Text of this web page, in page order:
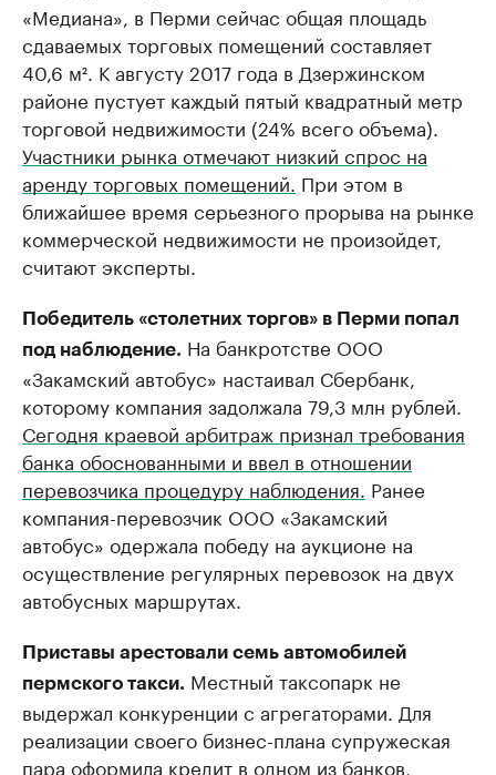
«Медиана», в Перми сейчас общая площадь
сдаваемых торговых помещений составляет
40,6 м². К августу 2017 года в Дзержинском
районе пустует каждый пятый квадратный метр
торговой недвижимости (24% всего объема).
Участники рынка отмечают низкий спрос на
аренду торговых помещений. При этом в
ближайшее время серьезного прорыва на рынке
коммерческой недвижимости не произойдет,
считают эксперты.
Победитель «столетних торгов» в Перми попал
под наблюдение. На банкротстве ООО
«Закамский автобус» настаивал Сбербанк,
которому компания задолжала 79,3 млн рублей.
Сегодня краевой арбитраж признал требования
банка обоснованными и ввел в отношении
перевозчика процедуру наблюдения. Ранее
компания-перевозчик ООО «Закамский
автобус» одержала победу на аукционе на
осуществление регулярных перевозок на двух
автобусных маршрутах.
Приставы арестовали семь автомобилей
пермского такси. Местный таксопарк не
выдержал конкуренции с агрегаторами. Для
реализации своего бизнес-плана супружеская
пара оформила кредит в одном из банков,